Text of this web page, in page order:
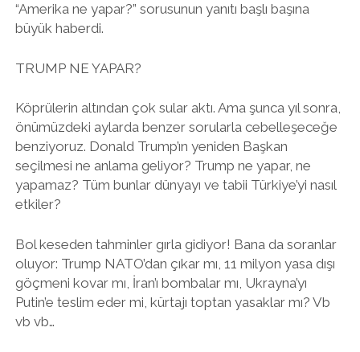
“Amerika ne yapar?” sorusunun yanıtı başlı başına
büyük haberdi.
TRUMP NE YAPAR?
Köprülerin altından çok sular aktı. Ama şunca yıl sonra,
önümüzdeki aylarda benzer sorularla cebelleşeceğe
benziyoruz. Donald Trump’ın yeniden Başkan
seçilmesi ne anlama geliyor? Trump ne yapar, ne
yapamaz? Tüm bunlar dünyayı ve tabii Türkiye’yi nasıl
etkiler?
Bol keseden tahminler gırla gidiyor! Bana da soranlar
oluyor: Trump NATO’dan çıkar mı, 11 milyon yasa dışı
göçmeni kovar mı, İran’ı bombalar mı, Ukrayna’yı
Putin’e teslim eder mi, kürtajı toptan yasaklar mı? Vb
vb vb…